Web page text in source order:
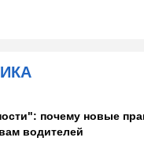
почему новые
водителей